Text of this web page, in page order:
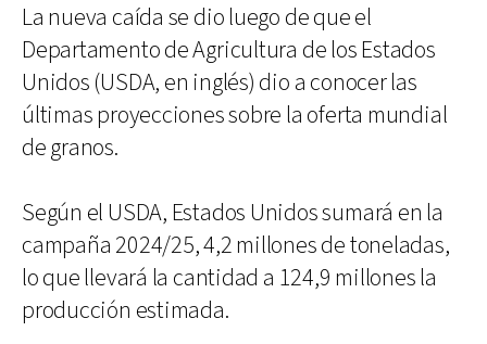
La nueva caída se dio luego de que el
Departamento de Agricultura de los Estados
Unidos (USDA, en inglés) dio a conocer las
últimas proyecciones sobre la oferta mundial
de granos.
Según el USDA, Estados Unidos sumará en la
campaña 2024/25, 4,2 millones de toneladas,
lo que llevará la cantidad a 124,9 millones la
producción estimada.